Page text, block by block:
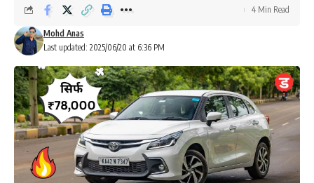
Last updated: 2025/06/20 at 6:36 PM
Mohd Anas
4 Min Read